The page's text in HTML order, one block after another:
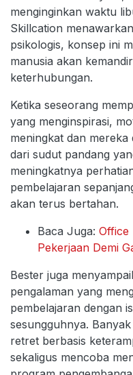
menginginkan waktu
Skillcation
psikologis, konsep ini
manusia akan
keterhubungan.
Ketika seseorang
yang menginspirasi,
meningkat dan
dari sudut pandang
meningkatnya
pembelajaran
akan terus bertahan.
Baca Juga: Office
Pekerjaan Demi
Bester juga
pengalaman yang
pembelajaran dengan
sesungguhnya.
retret berbasis
sekaligus mencoba